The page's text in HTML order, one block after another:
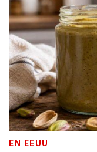
EN EEUU